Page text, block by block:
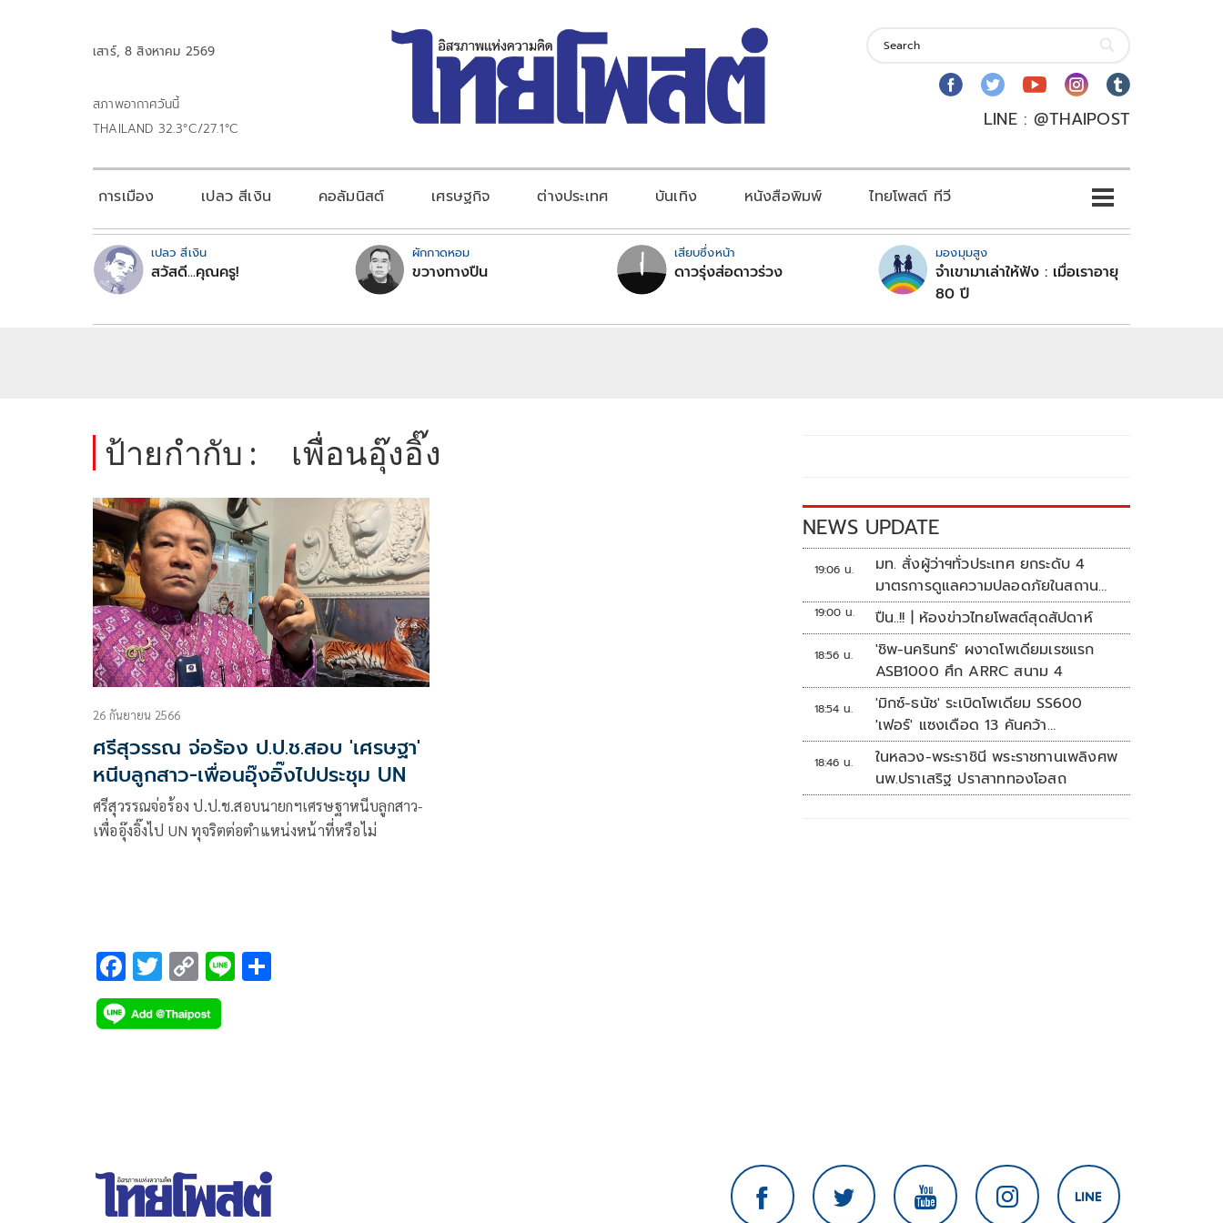
เสาร์, 8 สิงหาคม 2569
สภาพอากาศวันนี้
THAILAND 32.3°C/27.1°C
LINE : @THAIPOST
การเมือง เปลว สีเงิน คอลัมนิสต์ เศรษฐกิจ ต่างประเทศ บันเทิง หนังสือพิมพ์ ไทยโพสต์ ทีวี
เปลว สีเงิน
สวัสดี...คุณครู!
ผักกาดหอม
ขวางทางปืน
เสียบซึ่งหน้า
ดาวรุ่งส่อดาวร่วง
มองมุมสูง
จำเขามาเล่าให้ฟัง : เมื่อเราอายุ
80 ปี
ป้ายกำกับ : เพื่อนอุ๊งอิ๊ง
26 กันยายน 2566
ศรีสุวรรณ จ่อร้อง ป.ป.ช.สอบ 'เศรษฐา'
หนีบลูกสาว-เพื่อนอุ๊งอิ๊งไปประชุม UN
ศรีสุวรรณจ่อร้อง ป.ป.ช.สอบนายกฯเศรษฐาหนีบลูกสาว-
เพื่ออุ๊งอิ๊งไป UN ทุจริตต่อตำแหน่งหน้าที่หรือไม่
F
ac
e
T
wi
tt
C
o
p
Li
NEWS UPDATE
19:06 น.
มท. สั่งผู้ว่าฯทั่วประเทศ ยกระดับ 4
มาตรการดูแลความปลอดภัยในสถาน
ศึกษา
19:00 น. ปืน..!! | ห้องข่าวไทยโพสต์สุดสัปดาห์
18:56 น.
'ชิพ-นครินทร์' ผงาดโพเดียมเรซแรก
ASB1000 ศึก ARRC สนาม 4
18:54 น.
'มิกซ์-ธนัช' ระเบิดโพเดียม SS600
'เฟอร์' แซงเดือด 13 คันคว้า
แต้ม ศึก ARRC สนาม 4
18:46 น.
ในหลวง-พระราชินี พระราชทานเพลิงศพ
นพ.ปราเสริฐ ปราสาททองโอสถ